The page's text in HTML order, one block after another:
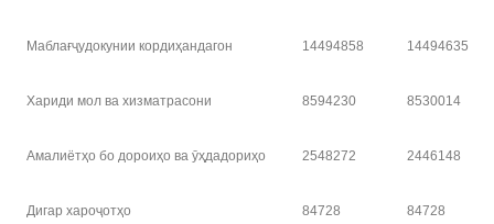
Маблағҷудокунии кордиҳандагон 14494858 14494635
Хариди мол ва хизматрасони 8594230 8530014
Амалиётҳо бо дороиҳо ва ӯҳдадориҳо 2548272 2446148
Дигар хароҷотҳо 84728 84728